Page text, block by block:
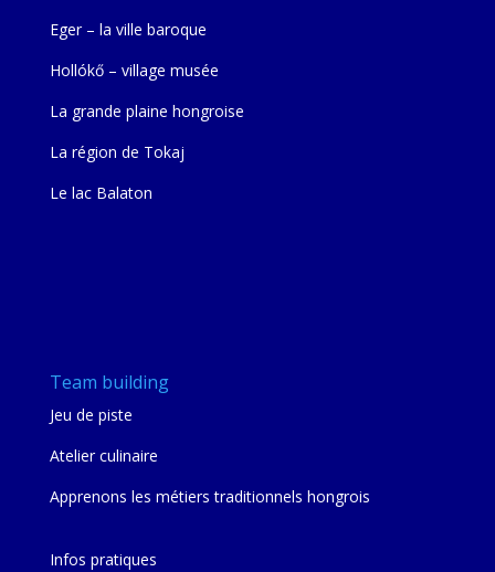
Eger – la ville baroque
Hollókő – village musée
La grande plaine hongroise
La région de Tokaj
Le lac Balaton
Team building
Jeu de piste
Atelier culinaire
Apprenons les métiers traditionnels hongrois
Infos pratiques